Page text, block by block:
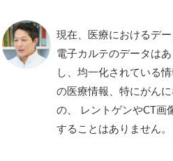
現在、医療におけるデ
電子カルテのデータは
し、均一化されている
の医療情報、特にがん
の、 レントゲンやCT画
することはありません。